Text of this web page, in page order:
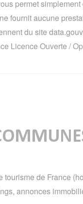
permet
fournit aucune
du site
Licence Ouverte /
tourisme de France
annonces